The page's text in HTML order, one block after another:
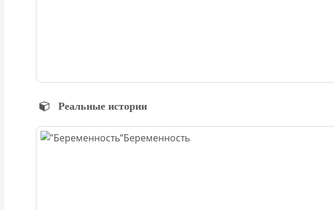
Реальные истории
Беременность